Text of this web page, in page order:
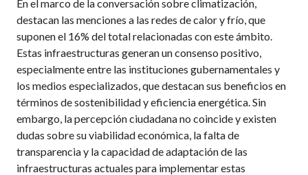
En el marco de la conversación sobre climatización,
destacan las menciones a las redes de calor y frío, que
suponen el 16% del total relacionadas con este ámbito.
Estas infraestructuras generan un consenso positivo,
especialmente entre las instituciones gubernamentales y
los medios especializados, que destacan sus beneficios en
términos de sostenibilidad y eficiencia energética. Sin
embargo, la percepción ciudadana no coincide y existen
dudas sobre su viabilidad económica, la falta de
transparencia y la capacidad de adaptación de las
infraestructuras actuales para implementar estas